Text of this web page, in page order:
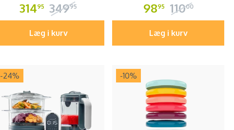
31495 34995
Læg i kurv
9895 11000
Læg i kurv
-24% -10%